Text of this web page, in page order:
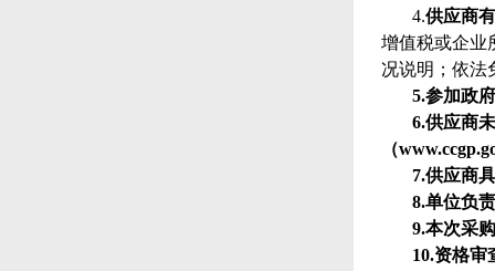
4.供应商
增值税或企业
况说明；依法
5.参加政
6.供应商
（
7.供应商
8.单位负
9.本次采
10.资格审